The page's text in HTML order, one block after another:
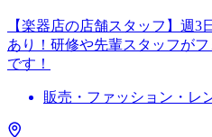
【楽器店の店舗スタッフ】週3
あり！研修や先輩スタッフが
です！
販売・ファッション・レ